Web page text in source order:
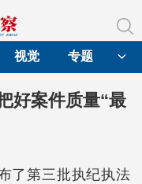
视觉 专题
好案件质量“最
了第三批执纪执法